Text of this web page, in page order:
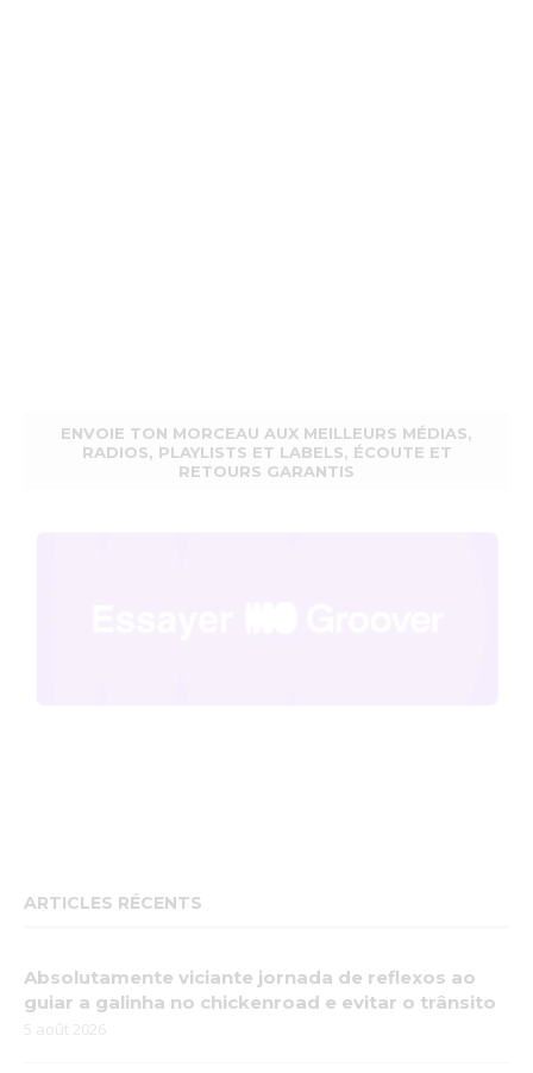
ENVOIE TON MORCEAU AUX MEILLEURS MÉDIAS,
RADIOS, PLAYLISTS ET LABELS, ÉCOUTE ET
RETOURS GARANTIS
ARTICLES RÉCENTS
Absolutamente viciante jornada de reflexos ao
guiar a galinha no chickenroad e evitar o trânsito
5 août 2026